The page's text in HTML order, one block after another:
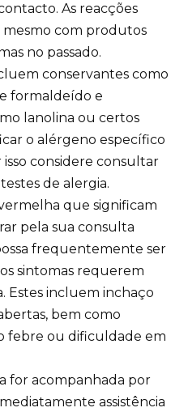
As reacções
com produtos
no passado.
conservantes como
formaldeído e
lanolina ou certos
o alérgeno específico
considere consultar
de alergia.
que significam
pela sua consulta
frequentemente ser
sintomas requerem
Estes incluem inchaço
bem como
febre ou dificuldade em
for acompanhada por
assistência